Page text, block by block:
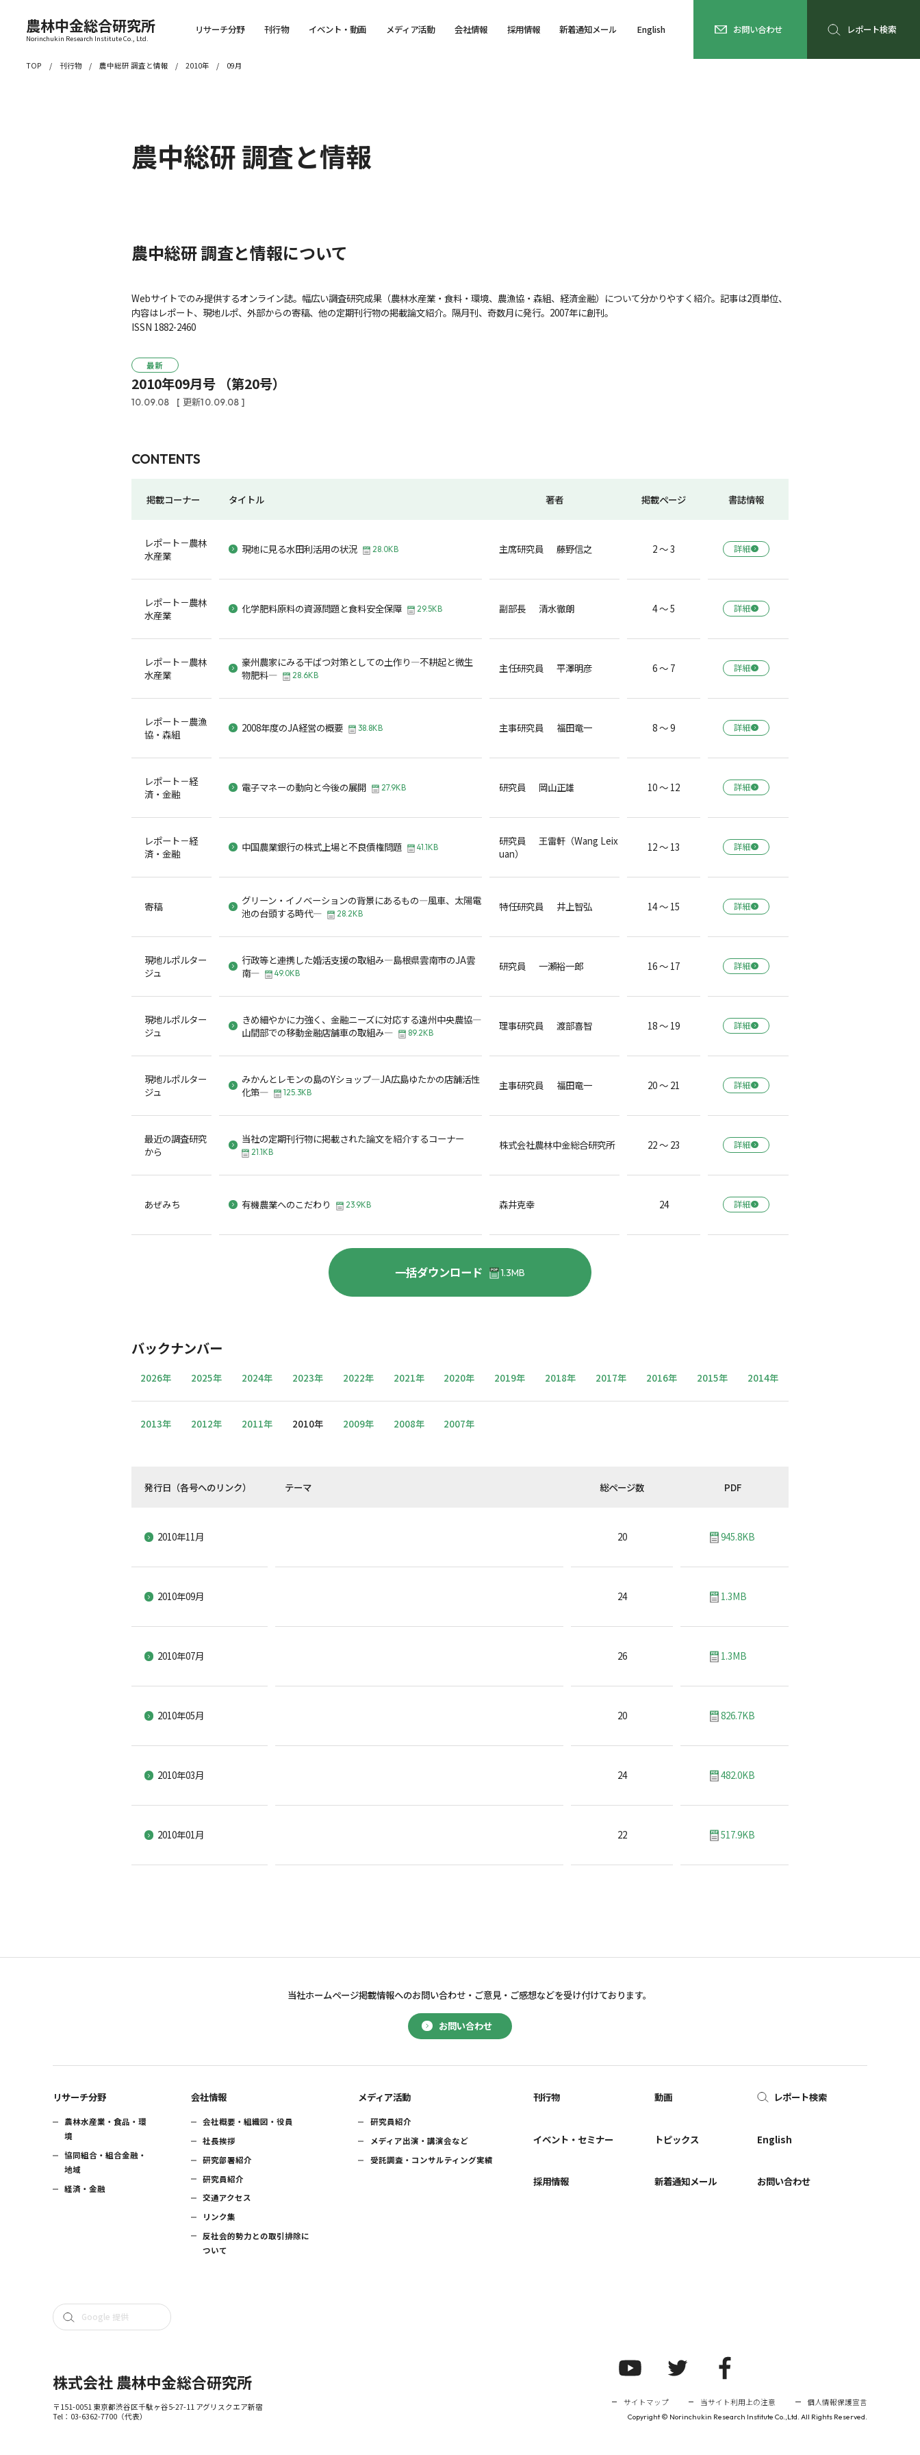
農林中金総合研究所
Norinchukin Research Institute Co., Ltd.
リサーチ分野 刊行物 イベント・動画 メディア活動 会社情報 採用情報 新着通知メール English お問い合わせ レポート検索
TOP 刊行物 農中総研 調査と情報 2010年 09月
農中総研 調査と情報
農中総研 調査と情報について
Webサイトでのみ提供するオンライン誌。幅広い調査研究成果（農林水産業・食料・環境、農漁協・森組、経済金融）について分かりやすく紹介。記事は2頁単位、
内容はレポート、現地ルポ、外部からの寄稿、他の定期刊行物の掲載論文紹介。隔月刊、奇数月に発行。2007年に創刊。
ISSN 1882-2460
最新
2010年09月号 （第20号）
10.09.08 [ 更新10.09.08 ]
CONTENTS
掲載コーナー タイトル 著者 掲載ページ 書誌情報
レポート－農林
水産業
現地に見る水田利活用の状況 28.0KB 主席研究員 藤野信之 2 ～ 3 詳細
レポート－農林
水産業
化学肥料原料の資源問題と食料安全保障 29.5KB 副部長 清水徹朗 4 ～ 5 詳細
レポート－農林
水産業
豪州農家にみる干ばつ対策としての土作り―不耕起と微生
物肥料―
28.6KB
主任研究員 平澤明彦 6 ～ 7 詳細
レポート－農漁
協・森組
2008年度のJA経営の概要 38.8KB 主事研究員 福田竜一 8 ～ 9 詳細
レポート－経
済・金融
電子マネーの動向と今後の展開 27.9KB 研究員 岡山正雄 10 ～ 12 詳細
レポート－経
済・金融
中国農業銀行の株式上場と不良債権問題 41.1KB
研究員 王雷軒（Wang Leix
uan）
12 ～ 13 詳細
寄稿
グリーン・イノベーションの背景にあるもの―風車、太陽電
池の台頭する時代―
28.2KB
特任研究員 井上智弘 14 ～ 15 詳細
現地ルポルター
ジュ
行政等と連携した婚活支援の取組み―島根県雲南市のJA雲
南―
49.0KB
研究員 一瀬裕一郎 16 ～ 17 詳細
現地ルポルター
ジュ
きめ細やかに力強く、金融ニーズに対応する遠州中央農協―
山間部での移動金融店舗車の取組み―
89.2KB
理事研究員 渡部喜智 18 ～ 19 詳細
現地ルポルター
ジュ
みかんとレモンの島のYショップ―JA広島ゆたかの店舗活性
化策―
125.3KB
主事研究員 福田竜一 20 ～ 21 詳細
最近の調査研究
から
当社の定期刊行物に掲載された論文を紹介するコーナー
21.1KB
株式会社農林中金総合研究所 22 ～ 23 詳細
あぜみち 有機農業へのこだわり 23.9KB 森井克幸 24 詳細
一括ダウンロード 1.3MB
バックナンバー
2026年 2025年 2024年 2023年 2022年 2021年 2020年 2019年 2018年 2017年 2016年 2015年 2014年
2013年 2012年 2011年 2010年 2009年 2008年 2007年
発行日（各号へのリンク） テーマ 総ページ数 PDF
2010年11月 20 945.8KB
2010年09月 24 1.3MB
2010年07月 26 1.3MB
2010年05月 20 826.7KB
2010年03月 24 482.0KB
2010年01月 22 517.9KB
お問い合わせ
当社ホームページ掲載情報へのお問い合わせ・ ご意見・ご感想などを受け付けております。
リサーチ分野
農林水産業・食品・環
境
協同組合・組合金融・
地域
経済・金融
会社情報
会社概要・組織図・役員
社長挨拶
研究部署紹介
研究員紹介
交通アクセス
リンク集
反社会的勢力との取引排除に
ついて
メディア活動
研究員紹介
メディア出演・講演会など
受託調査・コンサルティング実績
刊行物
イベント・セミナー
採用情報
動画
トピックス
新着通知メール
レポート検索
English
お問い合わせ
株式会社 農林中金総合研究所
〒151-0051 東京都渋谷区千駄ヶ谷5-27-11 アグリスクエア新宿
Tel： 03-6362-7700（代表）
サイトマップ 当サイト利用上の注意 個人情報保護宣言
Copyright © Norinchukin Research Institute Co.,Ltd. All Rights Reserved.